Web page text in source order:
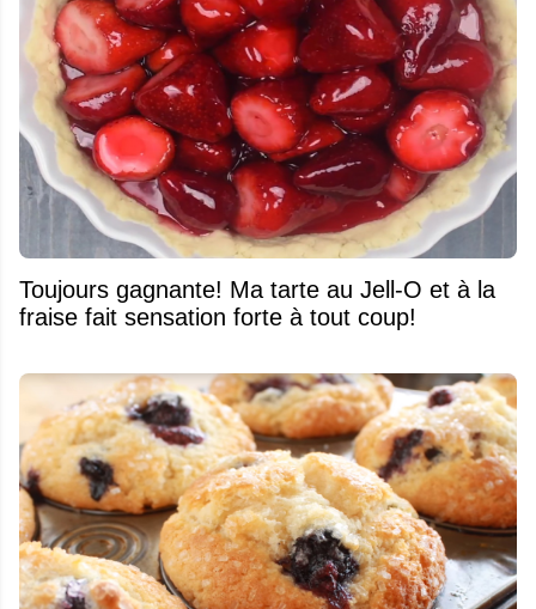
Toujours gagnante! Ma tarte au Jell-O et à la
fraise fait sensation forte à tout coup!